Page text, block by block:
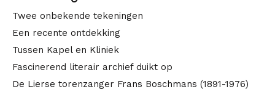
Twee onbekende tekeningen
Een recente ontdekking
Tussen Kapel en Kliniek
Fascinerend literair archief duikt op
De Lierse torenzanger Frans Boschmans (1891-1976)